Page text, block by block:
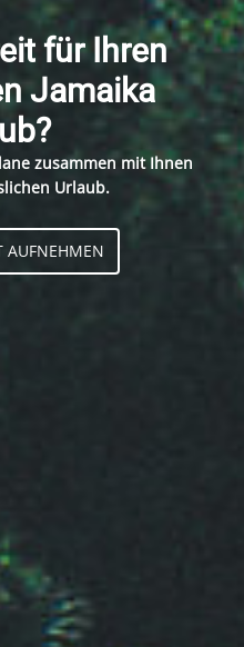
für Ihren
Jamaika
zusammen mit Ihnen
Urlaub.
AUFNEHMEN